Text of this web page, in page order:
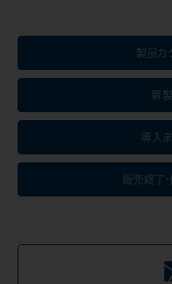
製品カ
新
導入
販売終了